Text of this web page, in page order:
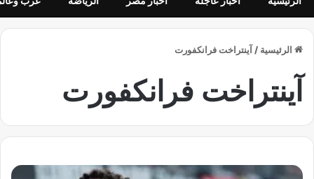
الرئيسية / آينتراخت فرانكفورت
آينتراخت فرانكفورت